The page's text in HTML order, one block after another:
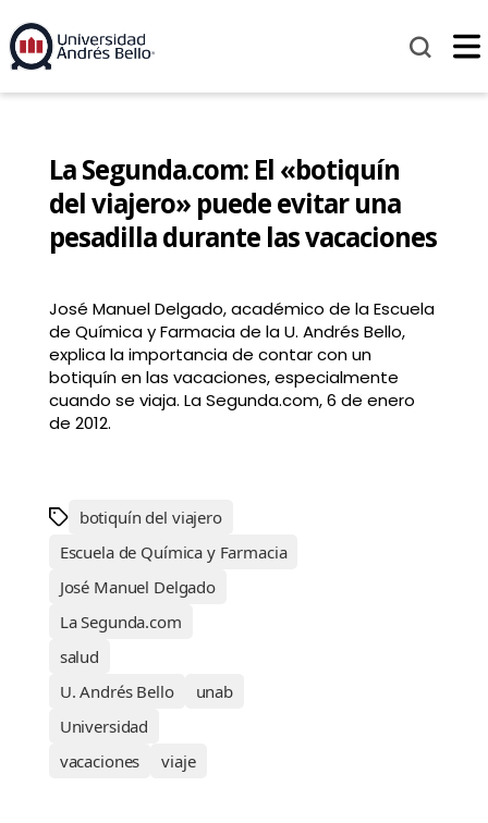
La Segunda.com: El «botiquín
del viajero» puede evitar una
pesadilla durante las vacaciones
José Manuel Delgado, académico de la Escuela
de Química y Farmacia de la U. Andrés Bello,
explica la importancia de contar con un
botiquín en las vacaciones, especialmente
cuando se viaja. La Segunda.com, 6 de enero
de 2012.
botiquín del viajero
Escuela de Química y Farmacia
José Manuel Delgado
La Segunda.com
salud
U. Andrés Bello
unab
Universidad
vacaciones
viaje